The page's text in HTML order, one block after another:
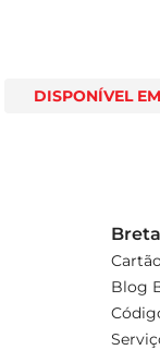
DISPONÍVEL
Blog